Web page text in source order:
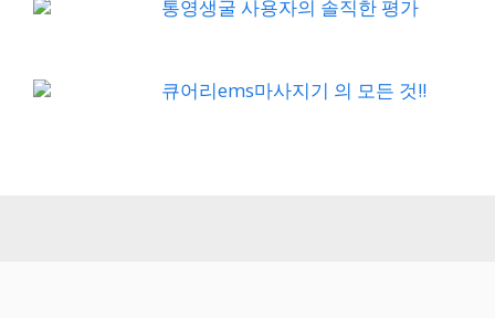
통영생굴 사용자의 솔직한 평가
큐어리ems마사지기 의 모든 것!!